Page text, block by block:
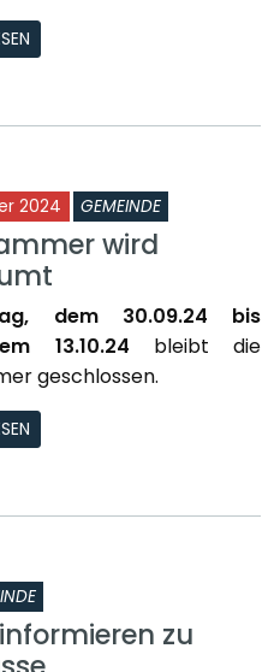
2024 GEMEINDE
wird
dem 30.09.24 bis
13.10.24 bleibt die
geschlossen.
zu